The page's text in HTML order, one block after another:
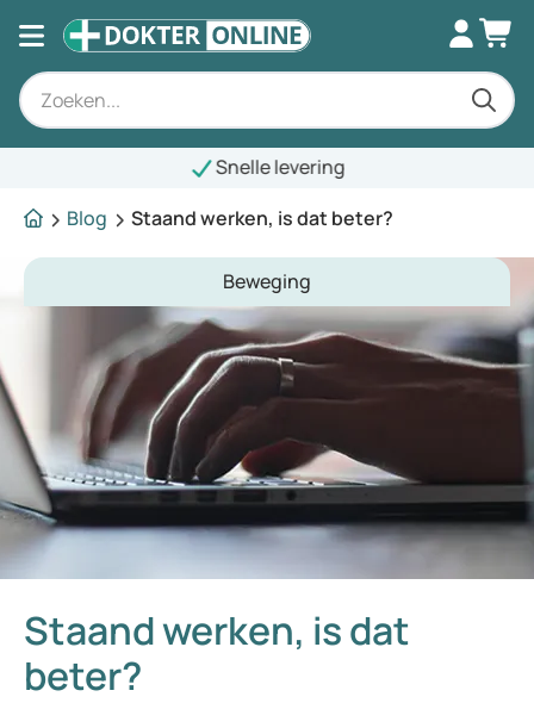
Blog
Staand werken, is dat beter?
Beweging
Staand werken, is dat
beter?